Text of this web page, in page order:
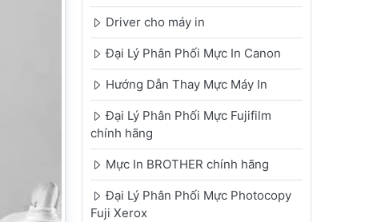
Driver cho máy in
Đại Lý Phân Phối Mực In Canon
Hướng Dẫn Thay Mực Máy In
Đại Lý Phân Phối Mực Fujifilm
chính hãng
Mực In BROTHER chính hãng
Đại Lý Phân Phối Mực Photocopy
Fuji Xerox